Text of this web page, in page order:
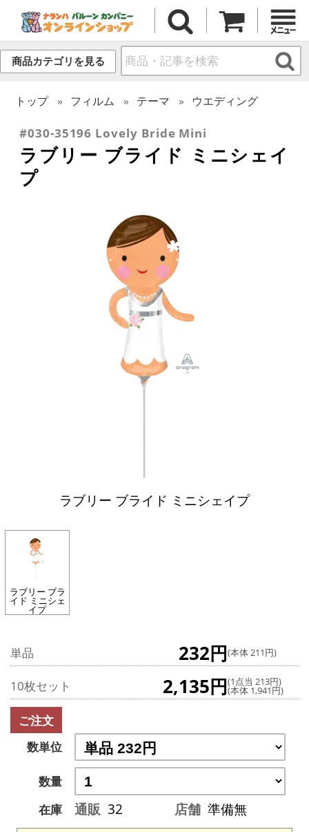
商品カテゴリを見る
トップ フィルム テーマ ウエディング
#030-35196 Lovely Bride Mini
ラブリー ブライド ミニシェイ
プ
ラブリー ブライド ミニシェイプ
ラブリー ブラ
イド ミニシェ
イプ
単品 232円(本体 211円)
10枚セット 2,135円(1点当 213円)
(本体 1,941円)
ご注文
数単位
数量
在庫
通販 32 店舗 準備無